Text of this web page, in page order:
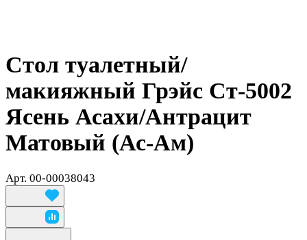
Стол туалетный/
макияжный Грэйс Ст-5002
Ясень Асахи/Антрацит
Матовый (Ас-Ам)
Арт. 00-00038043